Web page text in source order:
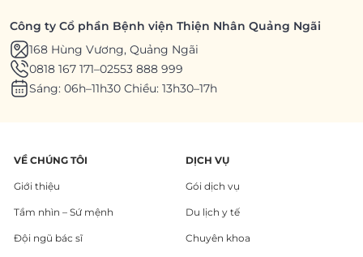
Công ty Cổ phần Bệnh viện Thiện Nhân Quảng Ngãi
168 Hùng Vương, Quảng Ngãi
0818 167 171–02553 888 999
Sáng: 06h–11h30 Chiều: 13h30–17h
VỀ CHÚNG TÔI
Giới thiệu
Tầm nhìn – Sứ mệnh
Đội ngũ bác sĩ
DỊCH VỤ
Gói dịch vụ
Du lịch y tế
Chuyên khoa